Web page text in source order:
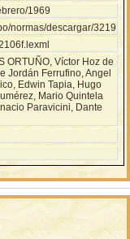
1969
normas/descargar/3219
ORTUÑO, Víctor Hoz de
Jordán Ferrufino, Angel
Edwin Tapia, Hugo
Mario Quintela
Paravicini, Dante